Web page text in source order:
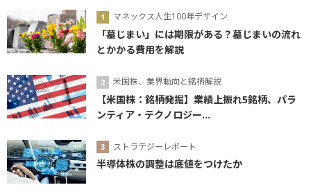
マネックス人生100年デザイン
「墓じまい」には期限がある？墓じまいの流れ
とかかる費用を解説
米国株、業界動向と銘柄解説
【米国株：銘柄発掘】業績上振れ5銘柄、パラ
ンティア・テクノロジー...
ストラテジーレポート
半導体株の調整は底値をつけたか